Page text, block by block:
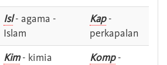
Isl- agama -
Islam
Kap-
perkapalan
Kim- kimia Komp-